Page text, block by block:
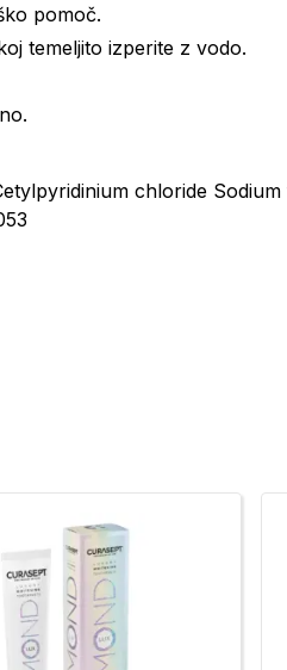
pomoč.
temeljito izperite z vodo.
chloride